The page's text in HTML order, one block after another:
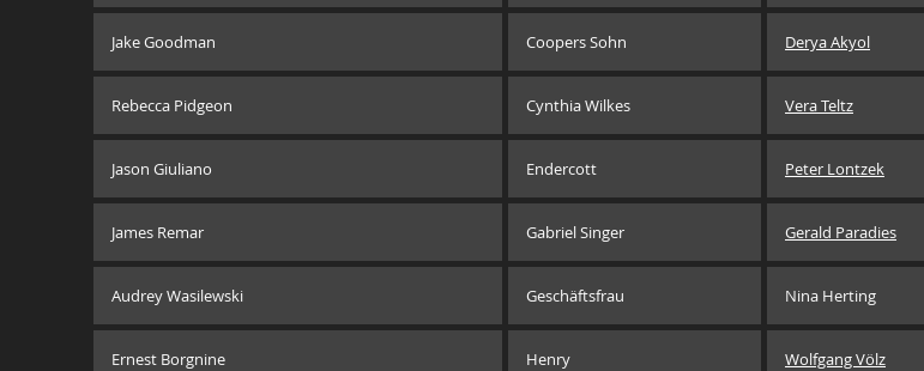
Jake Goodman Coopers Sohn Derya Akyol
Rebecca Pidgeon Cynthia Wilkes Vera Teltz
Jason Giuliano Endercott Peter Lontzek
James Remar Gabriel Singer Gerald Paradies
Audrey Wasilewski Geschäftsfrau Nina Herting
Ernest Borgnine Henry Wolfgang Völz